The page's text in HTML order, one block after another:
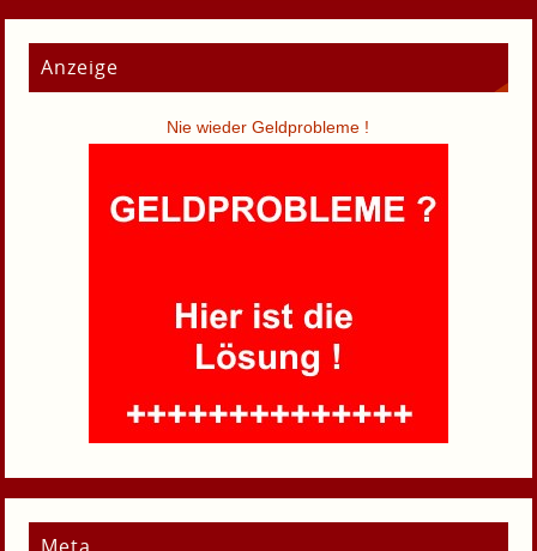
Anzeige
Nie wieder Geldprobleme !